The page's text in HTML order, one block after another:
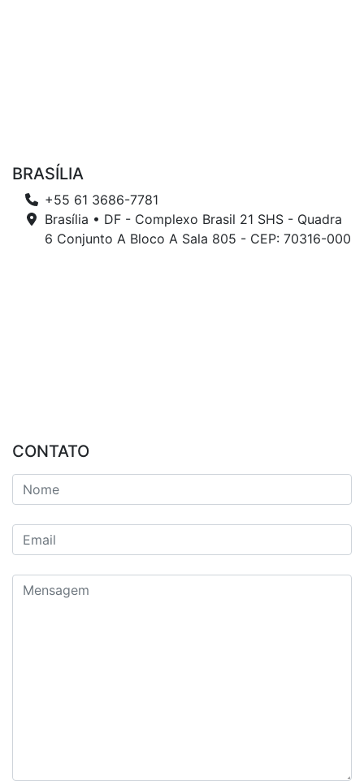
BRASÍLIA
+55 61 3686-7781
Brasília • DF - Complexo Brasil 21 SHS - Quadra
6 Conjunto A Bloco A Sala 805 - CEP: 70316-000
CONTATO